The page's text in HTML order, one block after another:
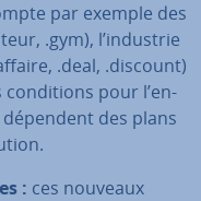
par exemple des
.gym), l’industrie
.deal, .discount)
con­di­tions pour l’en­
des plans
: ces nouveaux